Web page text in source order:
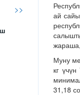
>>
ай
жараша,
Муну
кг
31,18